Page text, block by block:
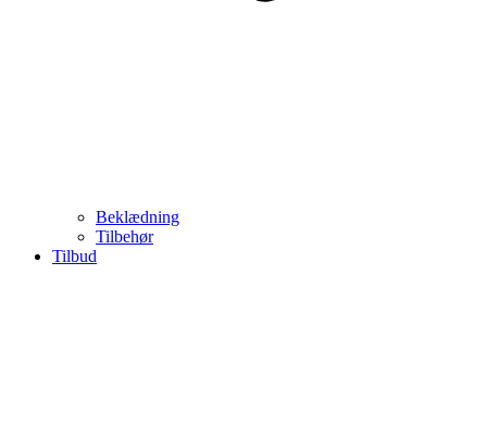
Beklædning
Tilbehør
Tilbud